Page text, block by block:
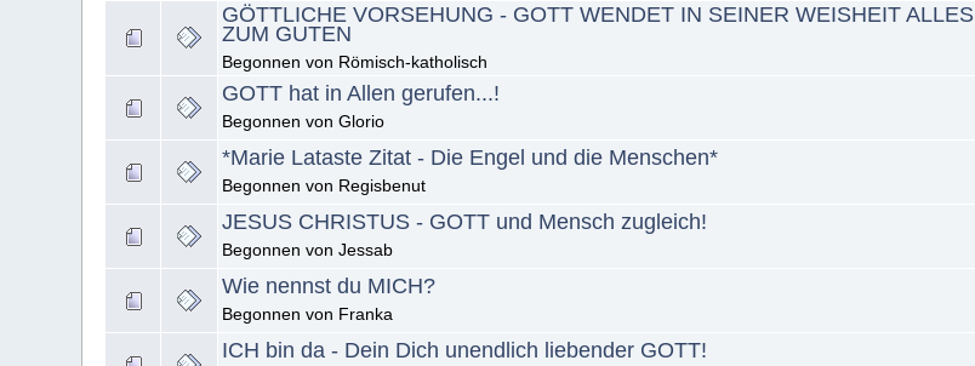
GÖTTLICHE VORSEHUNG - GOTT WENDET IN SEINER WEISHEIT ALLES
ZUM GUTEN
Begonnen von Römisch-katholisch
GOTT hat in Allen gerufen...!
Begonnen von Glorio
*Marie Lataste Zitat - Die Engel und die Menschen*
Begonnen von Regisbenut
JESUS CHRISTUS - GOTT und Mensch zugleich!
Begonnen von Jessab
Wie nennst du MICH?
Begonnen von Franka
ICH bin da - Dein Dich unendlich liebender GOTT!